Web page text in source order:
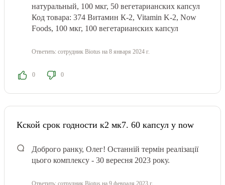
натуральный, 100 мкг, 50 вегетарианских капсул
Код товара: 374 Витамин К-2, Vitamin K-2, Now
Foods, 100 мкг, 100 вегетарианских капсул
Ответить: сотрудник Biotus на 8 января 2024 г.
0 0
Кской срок годности к2 мк7. 60 капсул у now
Доброго ранку, Олег! Останній термін реалізації
цього комплексу - 30 вересня 2023 року.
Ответить: сотрудник Biotus на 9 февраля 2023 г.